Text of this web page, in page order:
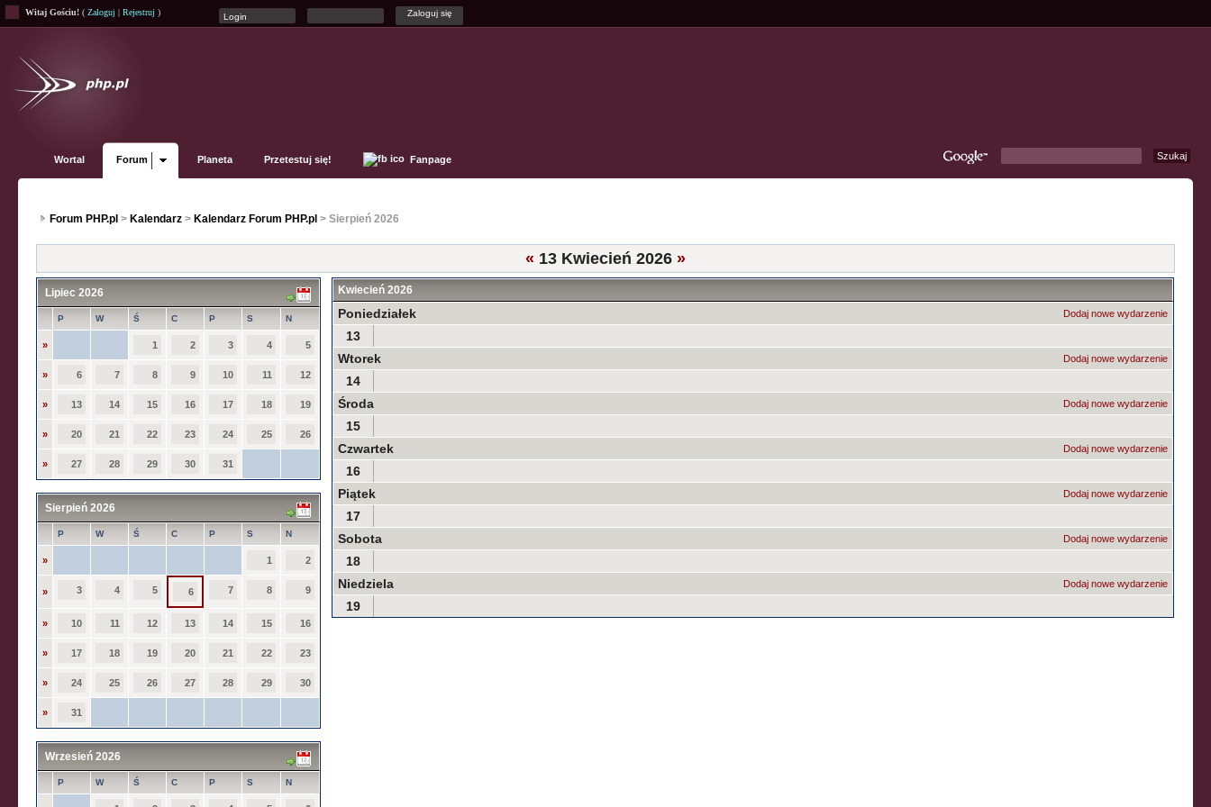
Witaj Gościu! ( Zaloguj | Rejestruj )
Wortal Forum Planeta Przetestuj się! Fanpage
Forum PHP.pl > Kalendarz > Kalendarz Forum PHP.pl > Sierpień 2026
« 13 Kwiecień 2026 »
Lipiec 2026
P W Ś C P S N
» 1 2 3 4 5
» 6 7 8 9 10 11 12
» 13 14 15 16 17 18 19
» 20 21 22 23 24 25 26
» 27 28 29 30 31
Sierpień 2026
P W Ś C P S N
» 1 2
» 3 4 5 6 7 8 9
» 10 11 12 13 14 15 16
» 17 18 19 20 21 22 23
» 24 25 26 27 28 29 30
» 31
Wrzesień 2026
P W Ś C P S N
Kwiecień 2026
Dodaj nowe wydarzenie
Poniedziałek
13
Dodaj nowe wydarzenie
Wtorek
14
Dodaj nowe wydarzenie
Środa
15
Dodaj nowe wydarzenie
Czwartek
16
Dodaj nowe wydarzenie
Piątek
17
Dodaj nowe wydarzenie
Sobota
18
Dodaj nowe wydarzenie
Niedziela
19